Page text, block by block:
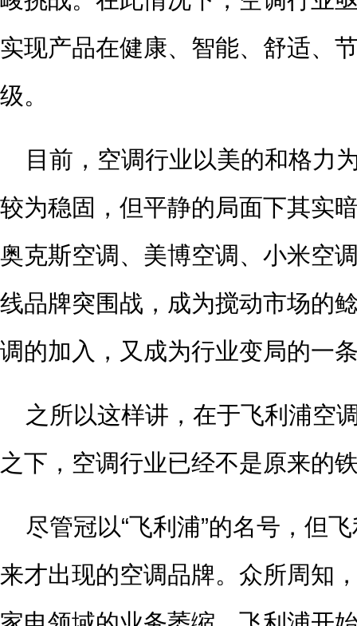
实现产品在健康、智能、舒适、
级。
目前，空调行业以美的和格力
较为稳固，但平静的局面下其实
奥克斯空调、美博空调、小米空
线品牌突围战，成为搅动市场的
调的加入，又成为行业变局的一
之所以这样讲，在于飞利浦空
之下，空调行业已经不是原来的
尽管冠以“飞利浦”的名号，但
来才出现的空调品牌。众所周知